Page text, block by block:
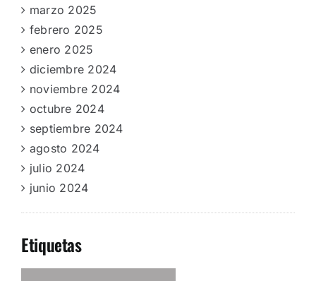
marzo 2025
febrero 2025
enero 2025
diciembre 2024
noviembre 2024
octubre 2024
septiembre 2024
agosto 2024
julio 2024
junio 2024
Etiquetas